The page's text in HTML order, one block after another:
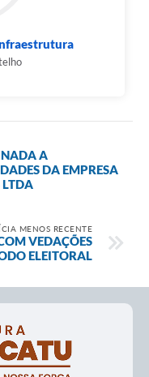
A
DA EMPRESA
LTDA
MENOS RECENTE
VEDAÇÕES
ELEITORAL